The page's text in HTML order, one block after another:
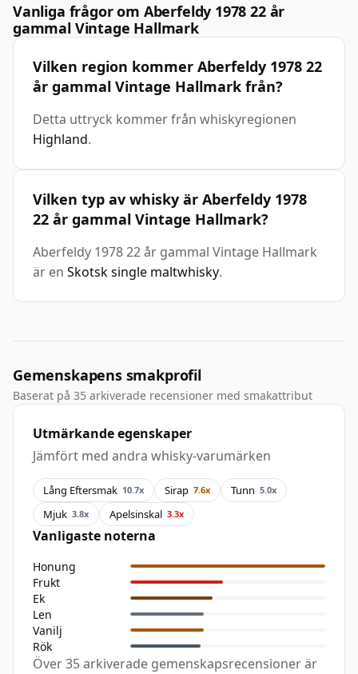
Vanliga frågor om Aberfeldy 1978 22 år
gammal Vintage Hallmark
Vilken region kommer Aberfeldy 1978 22
år gammal Vintage Hallmark från?
Detta uttryck kommer från whiskyregionen
Highland.
Vilken typ av whisky är Aberfeldy 1978
22 år gammal Vintage Hallmark?
Aberfeldy 1978 22 år gammal Vintage Hallmark
är en Skotsk single maltwhisky.
Gemenskapens smakprofil
Baserat på 35 arkiverade recensioner med smakattribut
Utmärkande egenskaper
Jämfört med andra whisky-varumärken
Lång Eftersmak 10.7x Sirap 7.6x Tunn 5.0x
Mjuk 3.8x Apelsinskal 3.3x
Vanligaste noterna
Honung
Frukt
Ek
Len
Vanilj
Rök
Över 35 arkiverade gemenskapsrecensioner är